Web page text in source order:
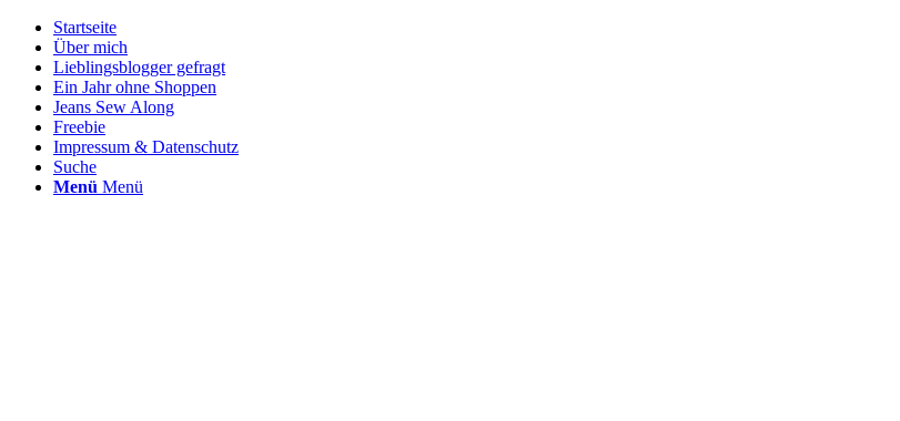
Startseite
Über mich
Lieblingsblogger gefragt
Ein Jahr ohne Shoppen
Jeans Sew Along
Freebie
Impressum & Datenschutz
Suche
Menü Menü